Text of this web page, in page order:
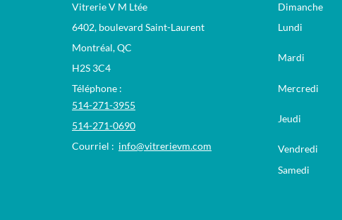
Vitrerie V M Ltée
6402, boulevard Saint-Laurent
Montréal, QC
H2S 3C4
Téléphone :
514-271-3955
514-271-0690
Courriel : info@vitrerievm.com
Dimanche
Lundi
Mardi
Mercredi
Jeudi
Vendredi
Samedi